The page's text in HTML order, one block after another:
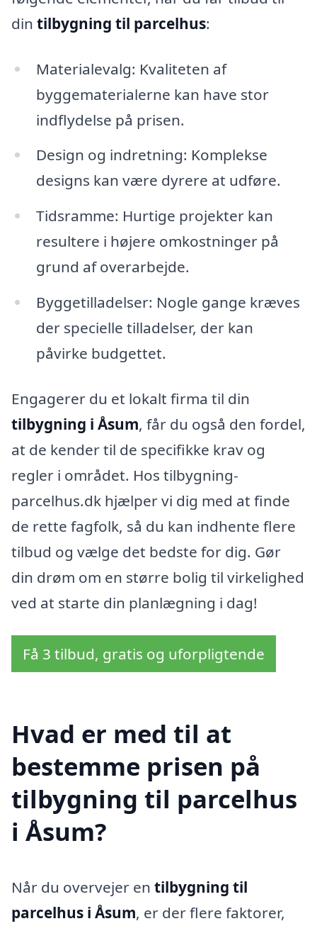
din tilbygning til parcelhus:
Materialevalg: Kvaliteten af
byggematerialerne kan have stor
indflydelse på prisen.
Design og indretning: Komplekse
designs kan være dyrere at udføre.
Tidsramme: Hurtige projekter kan
resultere i højere omkostninger på
grund af overarbejde.
Byggetilladelser: Nogle gange kræves
der specielle tilladelser, der kan
påvirke budgettet.
Engagerer du et lokalt firma til din
tilbygning i Åsum, får du også den fordel,
at de kender til de specifikke krav og
regler i området. Hos tilbygning-
parcelhus.dk hjælper vi dig med at finde
de rette fagfolk, så du kan indhente flere
tilbud og vælge det bedste for dig. Gør
din drøm om en større bolig til virkelighed
ved at starte din planlægning i dag!
Få 3 tilbud, gratis og uforpligtende
Hvad er med til at
bestemme prisen på
tilbygning til parcelhus
i Åsum?
Når du overvejer en tilbygning til
parcelhus i Åsum, er der flere faktorer,